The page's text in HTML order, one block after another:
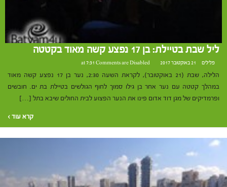
ליל שבת בטיילת: בן 17 נפצע קשה מאוד בקטטה
פלילים 21 באוקטובר 2017 at 7:31 Comments are Disabled
הלילה, שבת (21 באוקטובר), לקראת השעה 2:30, נער בן 17 נפצע קשה מאוד
במהלך קטטה עם נער אחר בן גילו סמוך לחוף הגולשים בטיילת בת ים. חובשים
ופרמדיקים של מגן דוד אדום פינו את הנער הפצוע לבית החולים שיבא בתל […]
קרא עוד ›